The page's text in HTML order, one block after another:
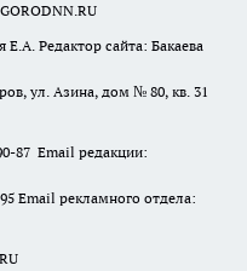
Редактор сайта: Бакаева
ул. Азина, дом № 80, кв. 31
87 Email редакции:
Email рекламного отдела: